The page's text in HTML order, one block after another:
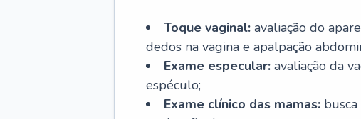
Toque vaginal: avaliação do
dedos na vagina e apalpação
Exame especular: avaliação da
espéculo;
Exame clínico das mamas: